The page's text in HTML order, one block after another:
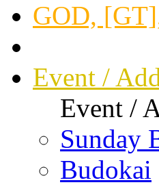
GOD,
Event /
Event /
Sunday
Budokai